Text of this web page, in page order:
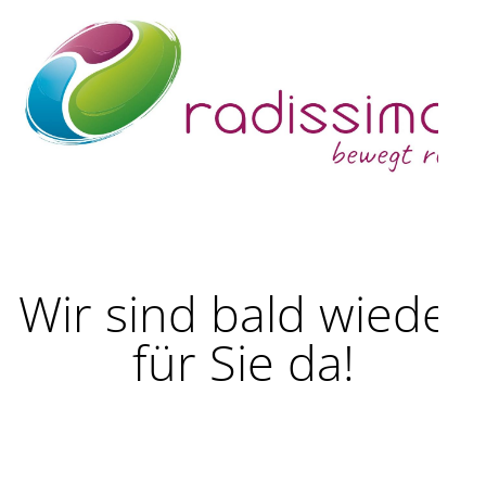
Wir sind bald wieder
für Sie da!